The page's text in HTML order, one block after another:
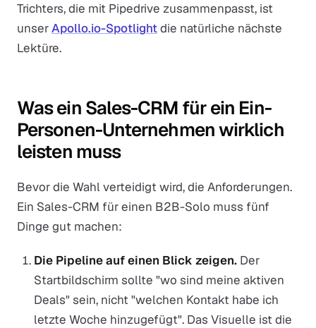
Trichters, die mit Pipedrive zusammenpasst, ist
unserApollo.io-Spotlightdie natürliche nächste
Lektüre.
Was ein Sales-CRM für ein Ein-
Personen-Unternehmen wirklich
leisten muss
Bevor die Wahl verteidigt wird, die Anforderungen.
Ein Sales-CRM für einen B2B-Solo muss fünf
Dinge gut machen:
Die Pipeline auf einen Blick zeigen. Der
Startbildschirm sollte "wo sind meine aktiven
Deals" sein, nicht "welchen Kontakt habe ich
letzte Woche hinzugefügt". Das Visuelle ist die